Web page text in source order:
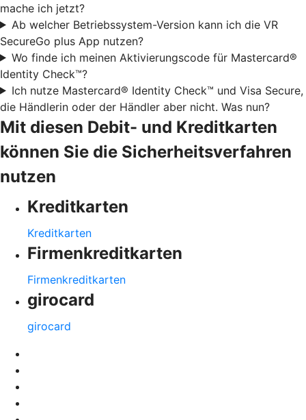
mache ich jetzt?
Ab welcher Betriebssystem-Version kann ich die VR
SecureGo plus App nutzen?
Wo finde ich meinen Aktivierungscode für Mastercard®
Identity Check™?
Ich nutze Mastercard® Identity Check™ und Visa Secure,
die Händlerin oder der Händler aber nicht. Was nun?
Mit diesen Debit- und Kreditkarten
können Sie die Sicherheitsverfahren
nutzen
Kreditkarten
Kreditkarten
Firmenkreditkarten
Firmenkreditkarten
girocard
girocard